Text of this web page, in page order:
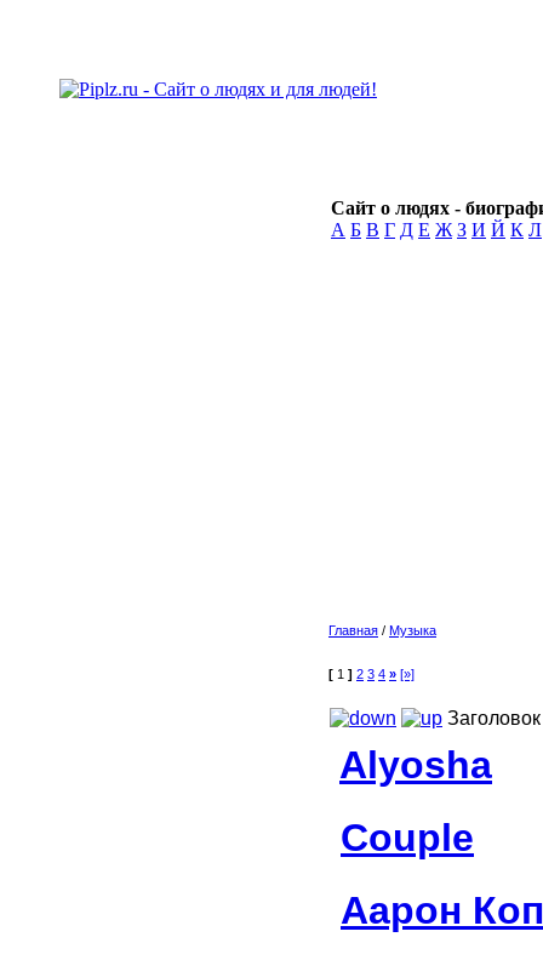
Сайт о людях -
А Б В Г Д Е Ж З И Й К Л
Главная / Музыка
[ 1 ] 2 3 4 » [»]
Заголовок
Alyosha
Couple
Аарон